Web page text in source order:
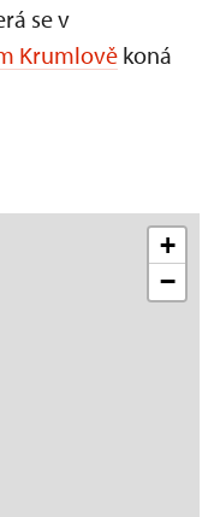
sev
Krumlově koná
+
−